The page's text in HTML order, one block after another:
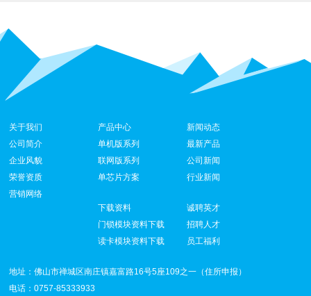
关于我们
公司简介
企业风貌
荣誉资质
营销网络
产品中心
单机版系列
联网版系列
单芯片方案
新闻动态
最新产品
公司新闻
行业新闻
下载资料
门锁模块资料下载
读卡模块资料下载
诚聘英才
招聘人才
员工福利
地址：佛山市禅城区南庄镇嘉富路16号5座109之一（住所申报）
电话：0757-85333933